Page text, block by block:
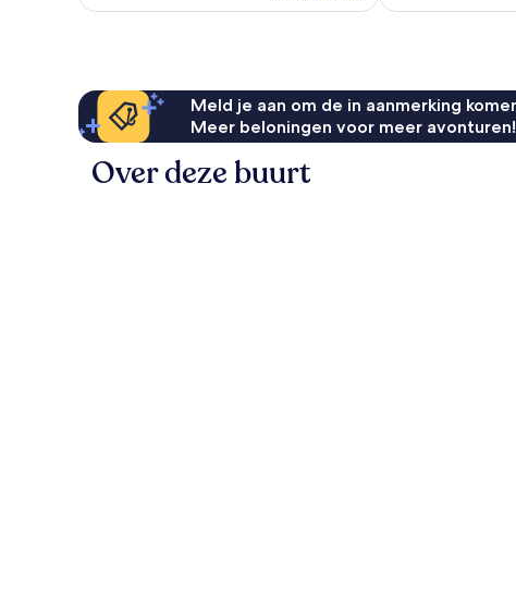
Meld je aan om de in aanmerking
Meer beloningen voor meer avonturen!
Over deze buurt